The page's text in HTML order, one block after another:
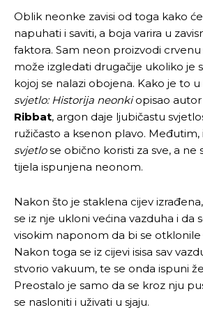
Oblik neonke zavisi od toga kako
napuhati i saviti, a boja varira u
faktora. Sam neon proizvodi crvenu
može izgledati drugačije ukoliko je
kojoj se nalazi obojena. Kako je to u
svjetlo: Historija neonkiopisao autor
Ribbat, argon daje ljubičastu
ružičasto a ksenon plavo. Međutim,
svjetlose obično koristi za sve, a ne
tijela ispunjena neonom.
Nakon što je staklena cijev
se iz nje ukloni većina vazduha i da
visokim naponom da bi se otklonile
Nakon toga se iz cijevi isisa sav
stvorio vakuum, te se onda ispuni
Preostalo je samo da se kroz nju
se nasloniti i uživati u sjaju.